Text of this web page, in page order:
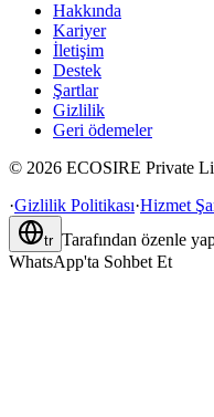
Hakkında
Kariyer
İletişim
Destek
Şartlar
Gizlilik
Geri ödemeler
© 2026 ECOSIRE Private
·Gizlilik Politikası·Hizmet
tr Tarafından özenle
WhatsApp'ta Sohbet Et